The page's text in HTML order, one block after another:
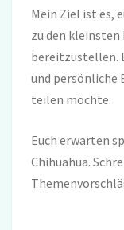
Mein Ziel ist es,
zu den kleinsten
bereitzustellen.
und persönliche
teilen möchte.
Euch erwarten
Chihuahua.